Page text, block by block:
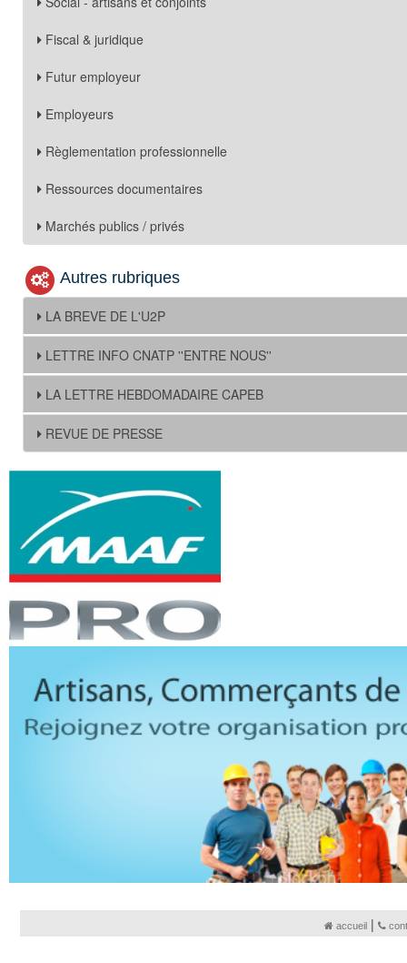
Fiscal & juridique
Futur employeur
Employeurs
Règlementation professionnelle
Ressources documentaires
Marchés publics / privés
Autres rubriques
LA BREVE DE L'U2P
LETTRE INFO CNATP ''ENTRE NOUS''
LA LETTRE HEBDOMADAIRE CAPEB
REVUE DE PRESSE
accueil|